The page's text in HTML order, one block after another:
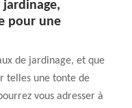
pour une
de jardinage, et que
telles une tonte de
vous adresser à